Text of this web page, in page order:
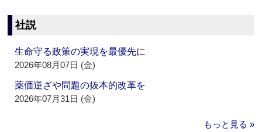
社説
生命守る政策の実現を最優先に
2026年08月07日 (金)
薬価逆ざや問題の抜本的改革を
2026年07月31日 (金)
もっと見る »